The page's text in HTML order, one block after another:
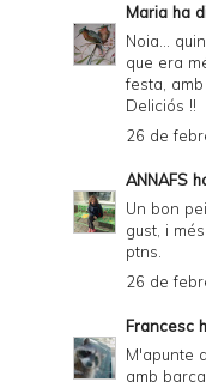
Maria ha
Noia...
que era
festa,
Deliciós !!
26 de
ANNAFS
Un bon
gust, i
ptns.
26 de
Francesc
M'apunte
amb